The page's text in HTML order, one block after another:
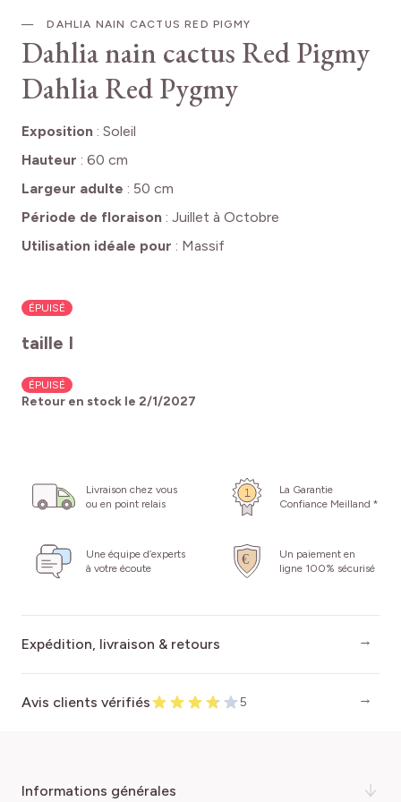
DAHLIA NAIN CACTUS RED PIGMY
Dahlia nain cactus Red Pigmy
Dahlia Red Pygmy
Exposition : Soleil
Hauteur : 60 cm
Largeur adulte : 50 cm
Période de floraison : Juillet à Octobre
Utilisation idéale pour : Massif
ÉPUISÉ
taille I
ÉPUISÉ
Retour en stock le 2/1/2027
Livraison chez vous
ou en point relais
La Garantie
Confiance Meilland *
Une équipe d’experts
à votre écoute
Un paiement en
ligne 100% sécurisé
Expédition, livraison & retours
Avis clients vérifiés 5
informations générales